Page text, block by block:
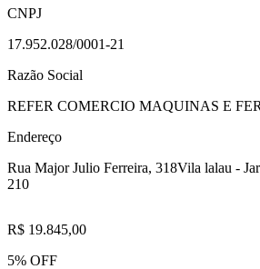
CNPJ
17.952.028/0001-21
Razão Social
REFER COMERCIO MAQUINAS E
Endereço
Rua Major Julio Ferreira, 318Vila lalau -
210
R$ 19.845,00
5% OFF